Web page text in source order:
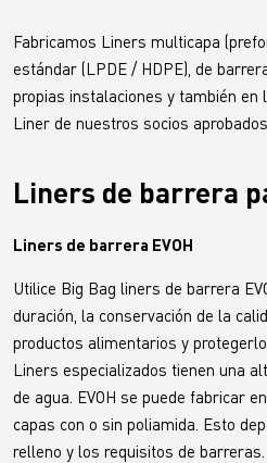
Fabricamos Liners multicapa
estándar (LPDE / HDPE), de
propias instalaciones y también en
Liner de nuestros socios
Liners de barrera
Liners de barrera EVOH
Utilice Big Bag liners de barrera
duración, la conservación de la
productos alimentarios y
Liners especializados tienen una
de agua. EVOH se puede fabricar
capas con o sin poliamida. Esto
relleno y los requisitos de